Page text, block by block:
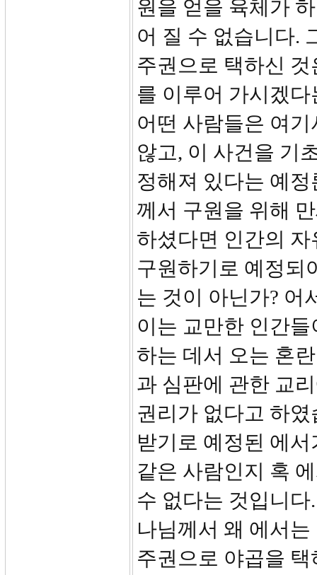
원을 얻을 육체가
어 질 수 없습니다.
주권으로 택하신
를 이루어 가시겠
어떤 사람들은 여
않고, 이 사건을 기
정해져 있다는 예
께서 구원을 위해
하셨다면 인간의
구원하기로 예정되
는 것이 아닌가? 어
이는 교만한 인간
하는 데서 오는 혼
과 심판에 관한 교
권리가 없다고 하
받기로 예정된 에
같은 사람인지 혹
수 없다는 것입니
나님께서 왜 에서는
주권으로 야곱을